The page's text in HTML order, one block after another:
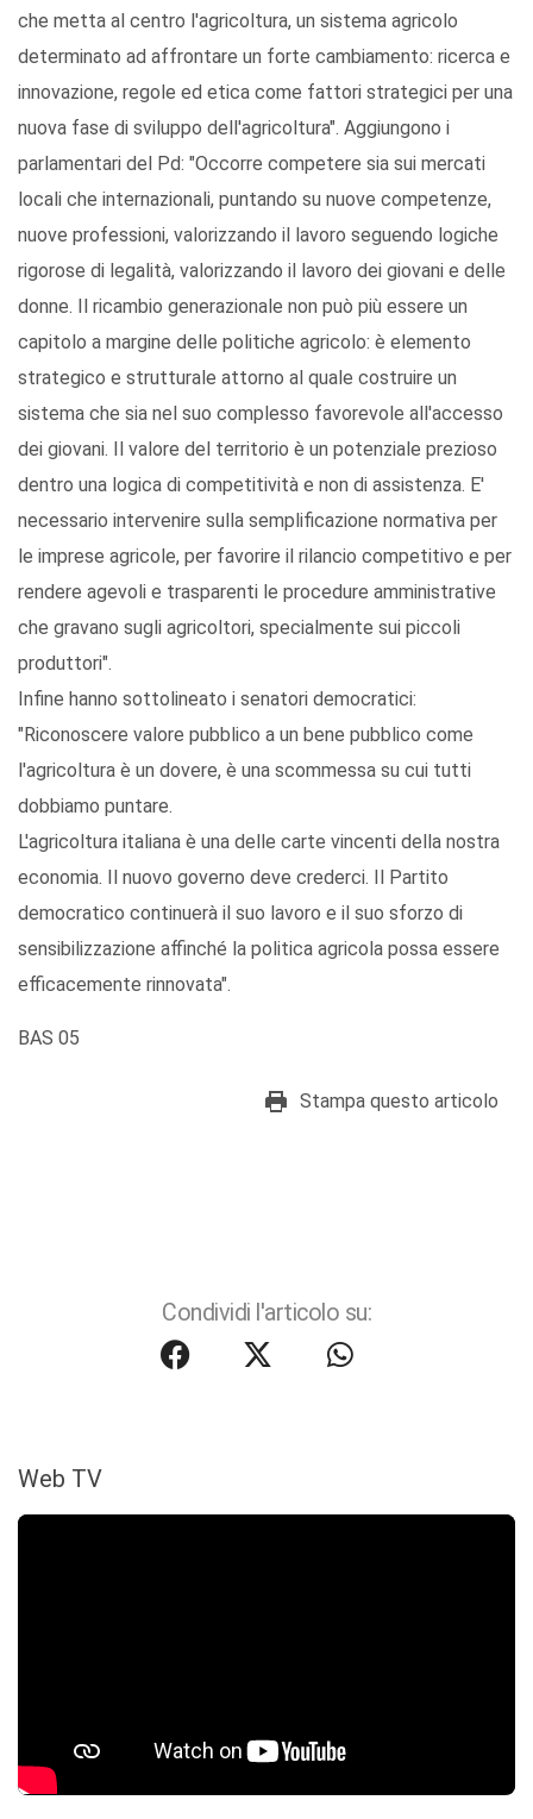
che metta al centro l'agricoltura, un sistema agricolo
determinato ad affrontare un forte cambiamento: ricerca e
innovazione, regole ed etica come fattori strategici per una
nuova fase di sviluppo dell'agricoltura". Aggiungono i
parlamentari del Pd: "Occorre competere sia sui mercati
locali che internazionali, puntando su nuove competenze,
nuove professioni, valorizzando il lavoro seguendo logiche
rigorose di legalità, valorizzando il lavoro dei giovani e delle
donne. Il ricambio generazionale non può più essere un
capitolo a margine delle politiche agricolo: è elemento
strategico e strutturale attorno al quale costruire un
sistema che sia nel suo complesso favorevole all'accesso
dei giovani. Il valore del territorio è un potenziale prezioso
dentro una logica di competitività e non di assistenza. E'
necessario intervenire sulla semplificazione normativa per
le imprese agricole, per favorire il rilancio competitivo e per
rendere agevoli e trasparenti le procedure amministrative
che gravano sugli agricoltori, specialmente sui piccoli
produttori".
Infine hanno sottolineato i senatori democratici:
"Riconoscere valore pubblico a un bene pubblico come
l'agricoltura è un dovere, è una scommessa su cui tutti
dobbiamo puntare.
L'agricoltura italiana è una delle carte vincenti della nostra
economia. Il nuovo governo deve crederci. Il Partito
democratico continuerà il suo lavoro e il suo sforzo di
sensibilizzazione affinché la politica agricola possa essere
efficacemente rinnovata".
BAS 05
Stampa questo articolo
Condividi l'articolo su:
Web TV